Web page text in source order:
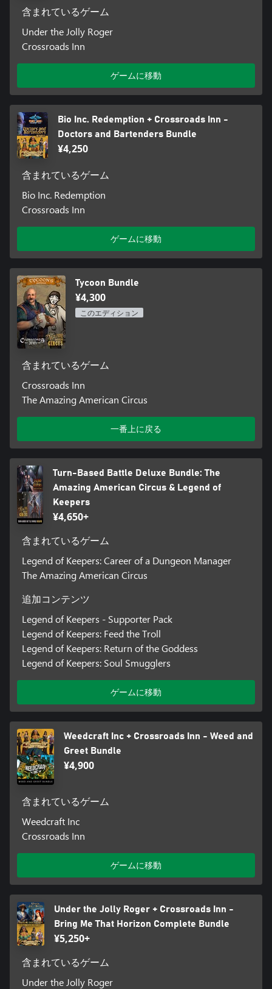
含まれているゲーム
Under the Jolly Roger
Crossroads Inn
ゲームに移動
Bio Inc. Redemption + Crossroads Inn -
Doctors and Bartenders Bundle
¥4,250
含まれているゲーム
Bio Inc. Redemption
Crossroads Inn
ゲームに移動
Tycoon Bundle
¥4,300
このエディション
含まれているゲーム
Crossroads Inn
The Amazing American Circus
一番上に戻る
Turn-Based Battle Deluxe Bundle: The
Amazing American Circus & Legend of
Keepers
¥4,650+
含まれているゲーム
Legend of Keepers: Career of a Dungeon Manager
The Amazing American Circus
追加コンテンツ
Legend of Keepers - Supporter Pack
Legend of Keepers: Feed the Troll
Legend of Keepers: Return of the Goddess
Legend of Keepers: Soul Smugglers
ゲームに移動
Weedcraft Inc + Crossroads Inn - Weed and
Greet Bundle
¥4,900
含まれているゲーム
Weedcraft Inc
Crossroads Inn
ゲームに移動
Under the Jolly Roger + Crossroads Inn -
Bring Me That Horizon Complete Bundle
¥5,250+
含まれているゲーム
Under the Jolly Roger